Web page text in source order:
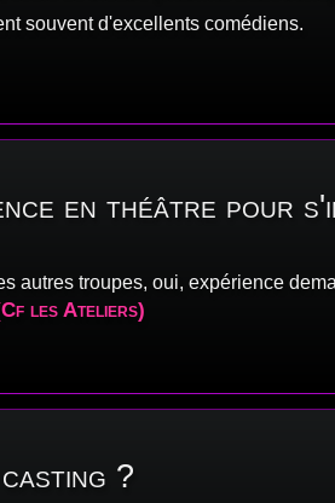
souvent d'excellents comédiens.
en théâtre pour
autres troupes, oui, expérience
les Ateliers)
?